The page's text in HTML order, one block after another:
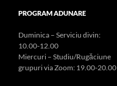
PROGRAM ADUNARE
Duminica – Serviciu divin:
10.00-12.00
Miercuri – Studiu/Rugăciune
grupuri via Zoom: 19.00-20.00